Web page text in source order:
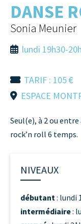
DANSE
Sonia Meunier
lundi 19h30-
TARIF : 105 €
ESPACE
Seul(e), à 2 ou
rock’n roll 6 temps.
NIVEAUX
débutant: lundi
intermédiaire: